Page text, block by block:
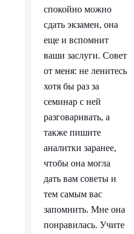
спокойно можно
сдать экзамен, она
еще и вспомнит
ваши заслуги. Совет
от меня: не ленитесь
хотя бы раз за
семинар с ней
разговаривать, а
также пишите
аналитки заранее,
чтобы она могла
дать вам советы и
тем самым вас
запомнить. Мне она
понравилась. Учите